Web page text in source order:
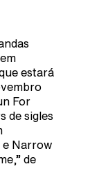
estará
For
de sigles
e Narrow
de